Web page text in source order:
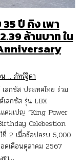
ปี คิง เพา
ล้านบาท ใน
.. ภัทร์ฐิตา
ลกซัส ประเทศไทย ร่วม
เลกซัส รุ่น LBX
คมเปญ “King Power
Celebestion
ที่ 2 เมื่อช้อปครบ 5,000
ดเดือนตุลาคม 2567
ลก…